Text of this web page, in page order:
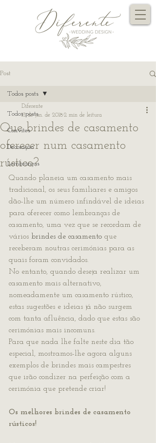
Post
Todos posts
Convites
Decoração
Lembranças
Todos posts
Que brindes de casamento
oferecer num casamento
rústico?
Diferente
13 de jun. de 20182 min de leitura
Quando planeia um casamento mais
tradicional, os seus familiares e amigos
dão-lhe um número infindável de ideias
para oferecer como lembranças de
casamento, uma vez que se recordam de
vários brindes de casamento que
receberam noutras cerimónias para as
quais foram convidados.
No entanto, quando deseja realizar um
casamento mais alternativo,
nomeadamente um casamento rústico,
estas sugestões e ideias já não surgem
com tanta afluência, dado que estas são
cerimónias mais incomuns.
Para que nada lhe falte neste dia tão
especial, mostramos-lhe agora alguns
exemplos de brindes mais campestres
que irão condizer na perfeição com a
cerimónia que pretende criar!
Os melhores brindes de casamento
rústicos!